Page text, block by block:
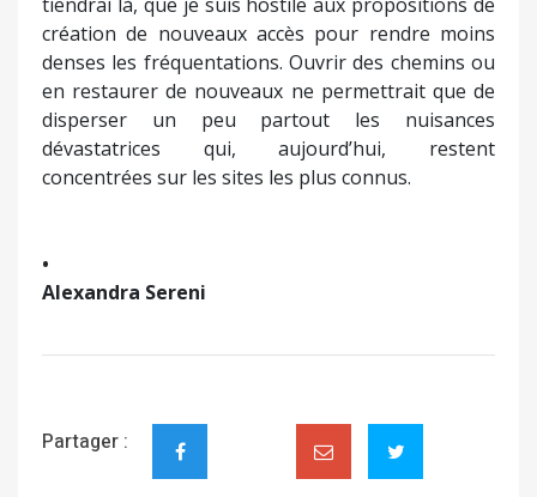
création de nouveaux accès pour rendre moins
denses les fréquentations. Ouvrir des chemins ou
en restaurer de nouveaux ne permettrait que de
disperser un peu partout les nuisances
dévastatrices qui, aujourd’hui, restent
concentrées sur les sites les plus connus.
•
Alexandra Sereni
Partager :